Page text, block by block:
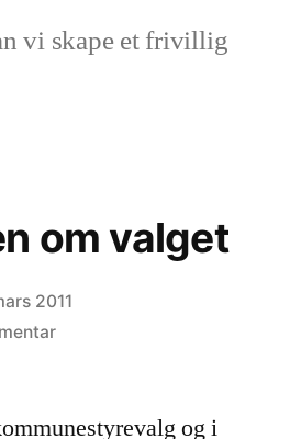
vi skape et frivillig
om valget
2011
til
valget
og i